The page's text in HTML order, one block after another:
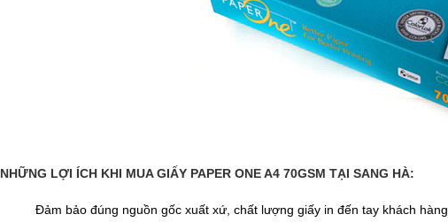
NHỮNG LỢI ÍCH KHI MUAGIẤY PAPER ONE A4 70GSM TẠI SANG HÀ:
Đảm bảo đúng nguồn gốc xuất xứ, chất lượng giấy in đến tay khách hàng